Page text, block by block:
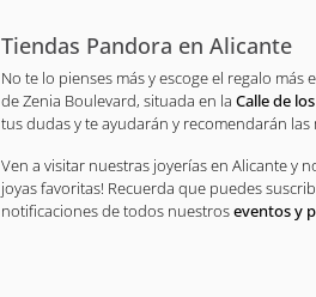
Tiendas Pandora en Alicante
No te lo pienses más y escoge el regalo
de Zenia Boulevard, situada en la Calle de
tus dudas y te ayudarán y recomendarán
Ven a visitar nuestras joyerías en Alicante y
joyas favoritas! Recuerda que puedes
notificaciones de todos nuestroseventos y